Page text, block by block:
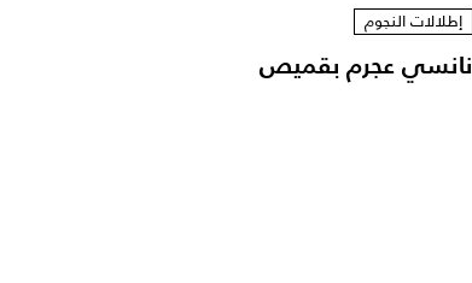
إطلالات النجوم
نانسي عجرم بقميص
مفتوح في لقطات عفوية